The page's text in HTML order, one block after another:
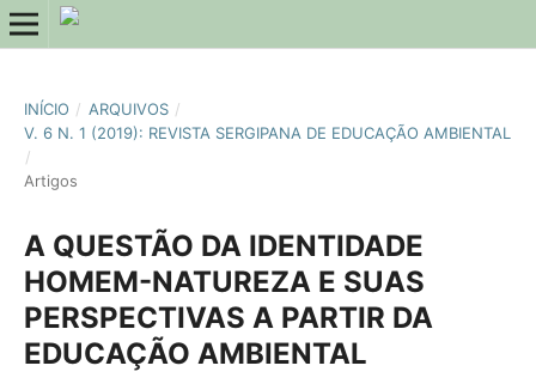
INÍCIO / ARQUIVOS /
V. 6 N. 1 (2019): REVISTA SERGIPANA DE EDUCAÇÃO AMBIENTAL
/
Artigos
A QUESTÃO DA IDENTIDADE
HOMEM-NATUREZA E SUAS
PERSPECTIVAS A PARTIR DA
EDUCAÇÃO AMBIENTAL